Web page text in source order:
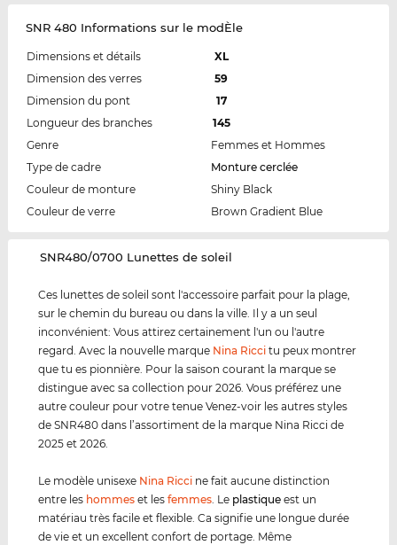
SNR 480 Informations sur le modÈle
Dimensions et détails
XL
Dimension des verres
59
Dimension du pont
17
Longueur des branches
145
Genre
Femmes et Hommes
Type de cadre
Monture cerclée
Couleur de monture
Shiny Black
Couleur de verre
Brown Gradient Blue
‌SNR480/0700 Lunettes de soleil
Ces lunettes de soleil sont l'accessoire parfait pour la plage,
sur le chemin du bureau ou dans la ville. Il y a un seul
inconvénient: Vous attirez certainement l'un ou l'autre
regard. Avec la nouvelle marque Nina Ricci tu peux montrer
que tu es pionnière. Pour la saison courant la marque se
distingue avec sa collection pour 2026. Vous préférez une
autre couleur pour votre tenue Venez-voir les autres styles
de SNR480 dans l’assortiment de la marque Nina Ricci de
2025 et 2026.
Le modèle unisexe Nina Ricci ne fait aucune distinction
entre les hommes et lesfemmes . Le plastique est un
matériau très facile et flexible. Ca signifie une longue durée
de vie et un excellent confort de portage. Même